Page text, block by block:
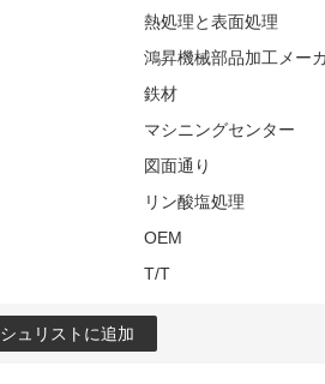
熱処理と表面処理
鴻昇機械部品加工メー
鉄材
マシニングセンター
図面通り
リン酸塩処理
OEM
T/T
ュリストに追加